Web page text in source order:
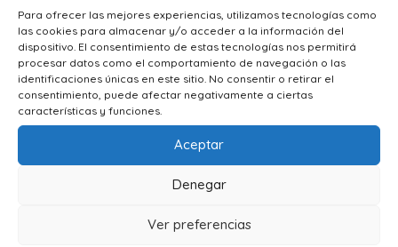
Para ofrecer las mejores experiencias, utilizamos tecnologías como
las cookies para almacenar y/o acceder a la información del
dispositivo. El consentimiento de estas tecnologías nos permitirá
procesar datos como el comportamiento de navegación o las
identificaciones únicas en este sitio. No consentir o retirar el
consentimiento, puede afectar negativamente a ciertas
características y funciones.
Aceptar
Denegar
Ver preferencias
Los cartuchos los puedes reemplazar cuando lo
indique la estación de limpieza, o cuando dejes de
estar satisfecho con el rendimiento del mismo.
Cada cartucho rinde 30 ciclos de lavado, lo cual
equivale a un mes de uso diario o de
aproximadamente 3 meses de uso, realizando una
Para no dañar el dispositivo, asegúrese de usar